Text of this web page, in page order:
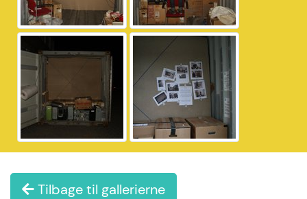
Tilbage til gallerierne